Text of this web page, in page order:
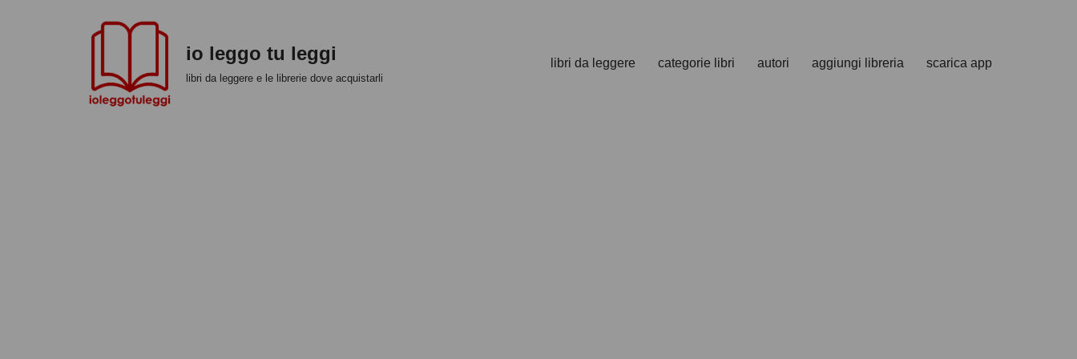
io leggo tu leggi
libri da leggere e le librerie dove acquistarli
libri da leggere categorie libri autori aggiungi libreria scarica app